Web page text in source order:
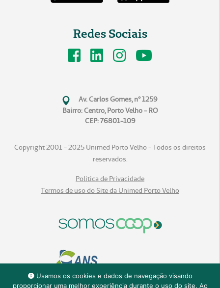
Usamos os cookies e dados de navegação visando
proporcionar uma melhor experiência durante o uso do site. Ao
Redes Sociais
Av. Carlos Gomes, n° 1259
Bairro: Centro, Porto Velho - RO
CEP: 76801-109
Copyright 2001 - 2025 Unimed Porto Velho - Todos os direitos
reservados.
Politica de Privacidade
Termos de uso do Site da Unimed Porto Velho